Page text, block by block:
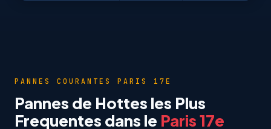
PANNES COURANTES PARIS 17E
Pannes de Hottes les Plus
Frequentes dans le Paris 17e